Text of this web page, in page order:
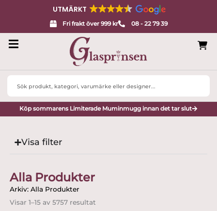
UTMÄRKT
Fri frakt över 999 kr 08 - 22 79 39
Search
Köp sommarens Limiterade Muminmugg innan det tar slut
Visa filter
Alla Produkter
Arkiv: Alla Produkter
Visar 1–15 av 5757 resultat